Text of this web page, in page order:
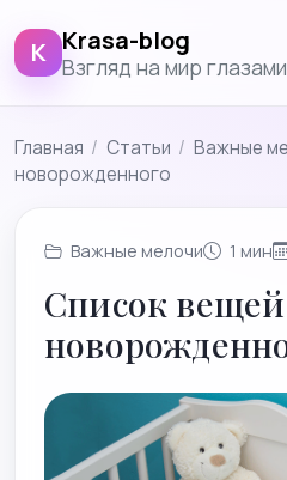
K Krasa-blog
Взгляд на мир
Главная / Cтатьи / Важные
новорожденного
Важные мелочи 1 мин
Список